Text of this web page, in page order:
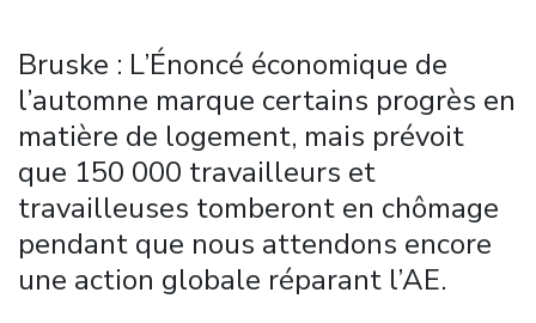
Bruske : L’Énoncé économique de
l’automne marque certains progrès en
matière de logement, mais prévoit
que 150 000 travailleurs et
travailleuses tomberont en chômage
pendant que nous attendons encore
une action globale réparant l’AE.